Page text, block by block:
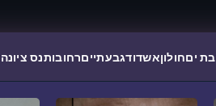
נס ציונהרחובותגבעתייםאשדודחולוןבת ים